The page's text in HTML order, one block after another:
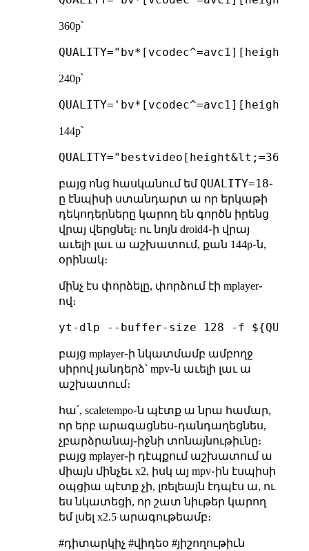
360p՝
240p՝
144p՝
բայց ոնց հասկանում եմ QUALITY=18֊
ը էնպիսի ստանդարտ ա որ երկաթի
դեկոդերները կարող են գործն իրենց
վրայ վերցնել։ ու նոյն droid4֊ի վրայ
աւելի լաւ ա աշխատում, քան 144p֊ն,
օրինակ։
մինչ էս փորձելը, փորձում էի mplayer֊
ով։
բայց mplayer֊ի նկատմամբ ամբողջ
սիրով յանդերձ՝ mpv֊ն աւելի լաւ ա
աշխատում։
հա՛, scaletempo֊ն պէտք ա նրա համար,
որ երբ արագացնես֊դանդաղեցնես,
չբարձրանայ֊իջնի տոնայնութիւնը։
բայց mplayer֊ի դէպքում աշխատում ա
միայն մինչեւ x2, իսկ այ mpv֊ին էսպիսի
օպցիա պէտք չի, լռելեայն էդպէս ա, ու
ես նկատեցի, որ շատ նիւթեր կարող
եմ լսել x2.5 արագութեամբ։
#դիտարկիչ #վիդեօ #յիշողութիւն